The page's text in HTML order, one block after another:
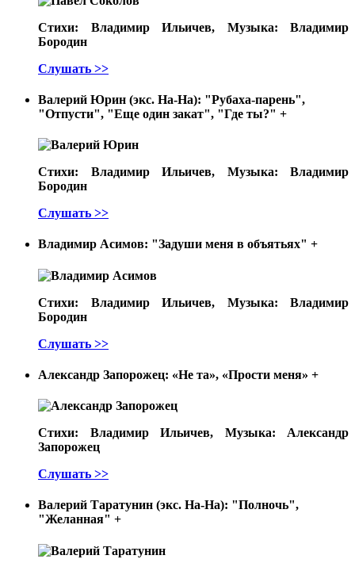
Стихи: Владимир Ильичев, Музыка: Владимир
Бородин
Слушать >>
Валерий Юрин (экс. На-На): "Рубаха-парень",
"Отпусти", "Еще один закат", "Где ты?" +
Стихи: Владимир Ильичев, Музыка: Владимир
Бородин
Слушать >>
Владимир Асимов: "Задуши меня в объятьях" +
Стихи: Владимир Ильичев, Музыка: Владимир
Бородин
Слушать >>
Александр Запорожец: «Не та», «Прости меня» +
Стихи: Владимир Ильичев, Музыка: Александр
Запорожец
Слушать >>
Валерий Таратунин (экс. На-На): "Полночь",
"Желанная" +